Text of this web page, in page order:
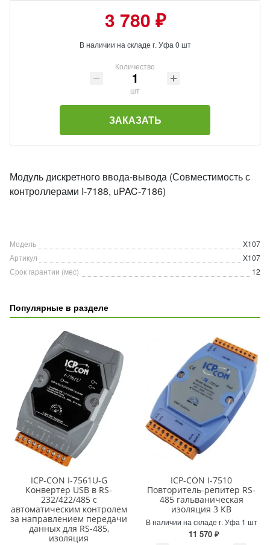
3 780 ₽
В наличии на складе г. Уфа 0 шт
Количество
шт
ЗАКАЗАТЬ
Модуль дискретного ввода-вывода (Совместимость с
контроллерами I-7188, uPAC-7186)
Модель
X107
Артикул
X107
Срок гарантии (мес)
12
Популярные в разделе
ICP-CON I-7561U-G
Конвертер USB в RS-
232/422/485 с
автоматическим контролем
за направлением передачи
данных для RS-485,
изоляция
ICP-CON I-7510
Повторитель-репитер RS-
485 гальваническая
изоляция 3 КВ
В наличии на складе г. Уфа 1 шт
11 570 ₽